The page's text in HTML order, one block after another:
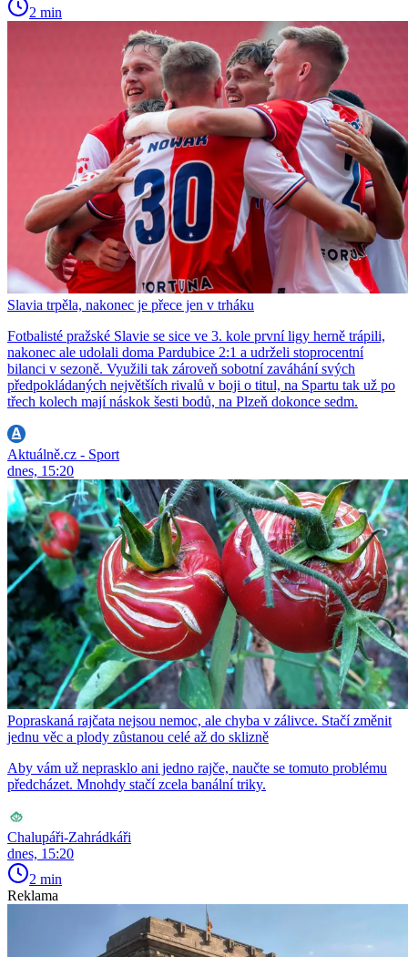
2 min
Slavia trpěla, nakonec je přece jen v trháku
Fotbalisté pražské Slavie se sice ve 3. kole první ligy herně trápili,
nakonec ale udolali doma Pardubice 2:1 a udrželi stoprocentní
bilanci v sezoně. Využili tak zároveň sobotní zaváhání svých
předpokládaných největších rivalů v boji o titul, na Spartu tak už po
třech kolech mají náskok šesti bodů, na Plzeň dokonce sedm.
Aktuálně.cz - Sport
dnes, 15:20
Popraskaná rajčata nejsou nemoc, ale chyba v zálivce. Stačí změnit
jednu věc a plody zůstanou celé až do sklizně
Aby vám už neprasklo ani jedno rajče, naučte se tomuto problému
předcházet. Mnohdy stačí zcela banální triky.
Chalupáři-Zahrádkáři
dnes, 15:20
2 min
Reklama